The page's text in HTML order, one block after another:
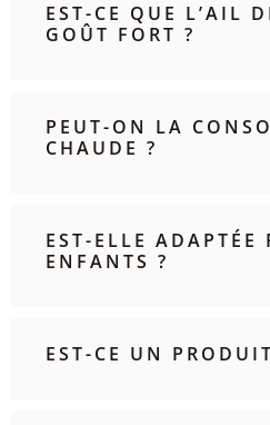
EST-CE QUE L’AIL
GOÛT FORT ?
PEUT-ON LA
CHAUDE ?
EST-ELLE ADAPTÉE
ENFANTS ?
EST-CE UN